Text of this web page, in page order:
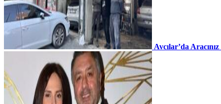
Avcılar’da